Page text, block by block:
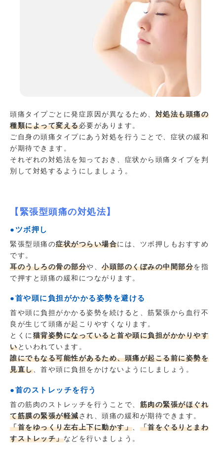
頭痛タイプごとに発症原因が異なるため、 対処法も頭痛の
種類によって変える必要があります。
ご自身の頭痛タイプにあう対処を行うことで、症状の緩和
が期待できます。
それぞれの対処法を知っておき、症状から頭痛タイプを判
別して対処するようにしましょう。
【緊張型頭痛の対処法】
●ツボ押し
緊張型頭痛の症状がつらい場合には、ツボ押しもおすすめ
です。
耳のうしろの骨の部分や、 小頭部のくぼみの中間部分を指
で押すと頭痛の緩和につながります。
●首や頭に負担がかかる姿勢を避ける
首や頭に負担がかかる姿勢を続けると、筋緊張から血行不
良が生じて頭痛が起こりやすくなります。
とくに猫背姿勢になっていると首や頭に負担がかかりやす
いといわれています。
誰にでもなる可能性があるため、頭痛が起こる前に姿勢を
見直し、首や頭に負担をかけないようにしましょう。
●首のストレッチを行う
首の筋肉のストレッチを行うことで、 筋肉の緊張がほぐれ
て筋膜の緊張が軽減され、頭痛の緩和が期待できます。
「首をゆっくり左右上下に動かす」
「首をぐるりとまわ
すストレッチ」などを行いましょう。